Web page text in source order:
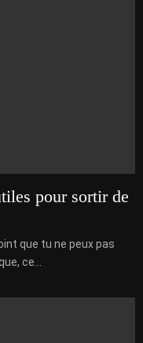
pour sortir de
que tu ne peux pas
ce...